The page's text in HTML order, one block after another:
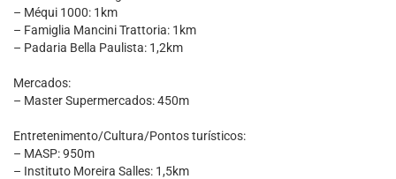
– Méqui 1000: 1km
– Famiglia Mancini Trattoria: 1km
– Padaria Bella Paulista: 1,2km
Mercados:
– Master Supermercados: 450m
Entretenimento/Cultura/Pontos turísticos:
– MASP: 950m
– Instituto Moreira Salles: 1,5km